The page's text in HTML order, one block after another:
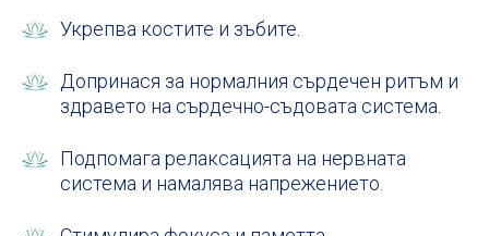
Укрепва костите и зъбите.
Допринася за нормалния сърдечен ритъм и
здравето на сърдечно-съдовата система.
Подпомага релаксацията на нервната
система и намалява напрежението.